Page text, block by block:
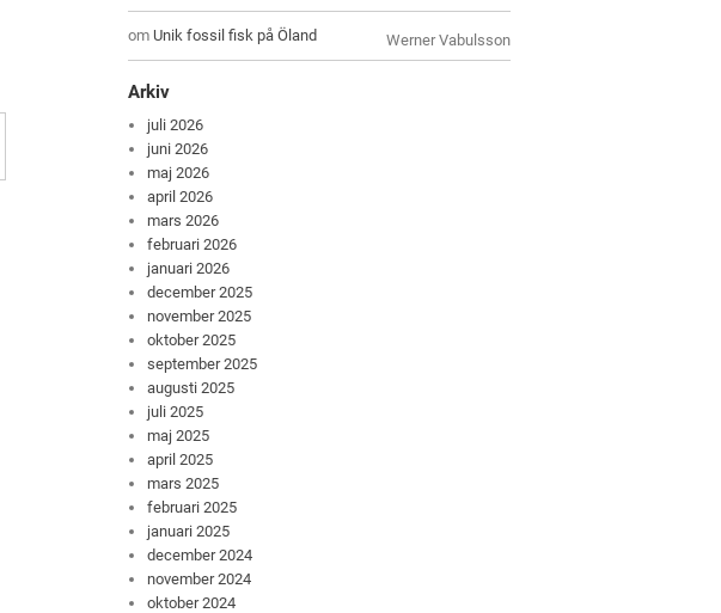
Werner Vabulsson
om Unik fossil fisk på Öland
Arkiv
juli 2026
juni 2026
maj 2026
april 2026
mars 2026
februari 2026
januari 2026
december 2025
november 2025
oktober 2025
september 2025
augusti 2025
juli 2025
maj 2025
april 2025
mars 2025
februari 2025
januari 2025
december 2024
november 2024
oktober 2024